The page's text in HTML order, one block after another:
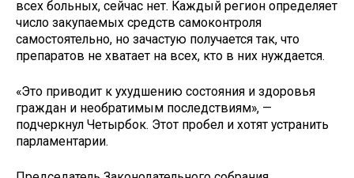
всех больных, сейчас нет. Каждый регион определяет
число закупаемых средств самоконтроля
самостоятельно, но зачастую получается так, что
препаратов не хватает на всех, кто в них нуждается.
«Это приводит к ухудшению состояния и здоровья
граждан и необратимым последствиям», —
подчеркнул Четырбок. Этот пробел и хотят устранить
парламентарии.